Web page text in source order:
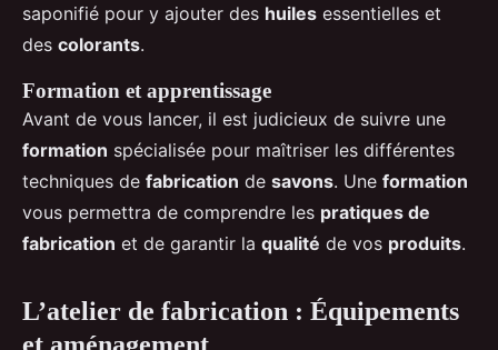
saponifié pour y ajouter des huiles essentielles et
des colorants.
Formation et apprentissage
Avant de vous lancer, il est judicieux de suivre une
formation spécialisée pour maîtriser les différentes
techniques de fabrication de savons. Une formation
vous permettra de comprendre les pratiques de
fabrication et de garantir la qualité de vos produits.
L’atelier de fabrication : Équipements